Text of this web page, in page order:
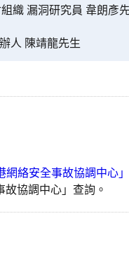
織 漏洞研究員 韋朗彥
人 陳靖龍先生
網絡安全事故協調中心
協調中心」查詢。